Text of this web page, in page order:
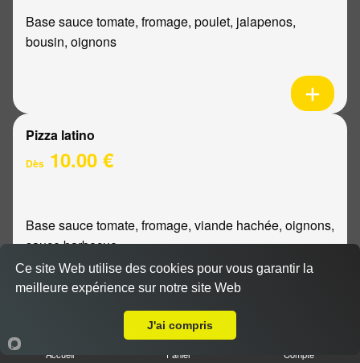
Base sauce tomate, fromage, poulet, jalapenos,
bousin, oignons
Pizza latino
Dès 10.00 €
Base sauce tomate, fromage, viande hachée, oignons,
sauce barbecue
Accueil Panier Compte
Ce site Web utilise des cookies pour vous garantir la
meilleure expérience sur notre site Web
J'ai compris